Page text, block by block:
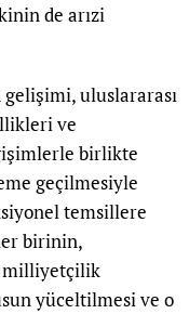
de arızi
uluslararası
ve
birlikte
geçilmesiyle
temsillere
birinin,
milliyetçilik
yüceltilmesi ve o